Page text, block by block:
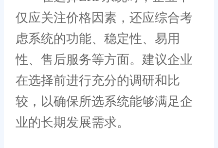
仅应关注价格因素，还应综合考
虑系统的功能、稳定性、易用
性、售后服务等方面。建议企业
在选择前进行充分的调研和比
较，以确保所选系统能够满足企
业的长期发展需求。